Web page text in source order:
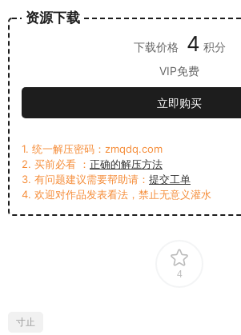
资源下载
下载价格 4 积分
VIP免费
立即购买
1. 统一解压密码：zmqdq.com
2. 买前必看 ： 正确的解压方法
3. 有问题建议需要帮助请： 提交工单
4. 欢迎对作品发表看法，禁止无意义灌水
4
寸止